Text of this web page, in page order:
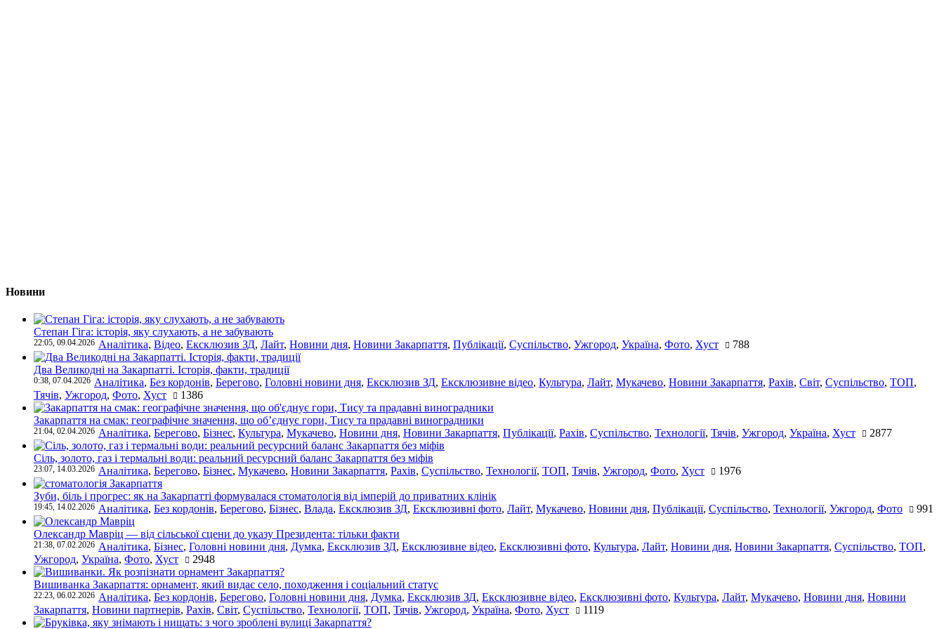
Новини
Степан Гіга: історія, яку слухають, а не забувають
22:05, 09.04.2026 Аналітика, Відео, Ексклюзив ЗД, Лайт, Новини дня, Новини Закарпаття, Публікації, Суспільство, Ужгород, Україна, Фото, Хуст 788
Два Великодні на Закарпатті. Історія, факти, традиції
0:38, 07.04.2026 Аналітика, Без кордонів, Берегово, Головні новини дня, Ексклюзив ЗД, Ексклюзивне відео, Культура, Лайт, Мукачево, Новини Закарпаття, Рахів, Світ, Суспільство, ТОП,
Тячів, Ужгород, Фото, Хуст 1386
Закарпаття на смак: географічне значення, що об’єднує гори, Тису та прадавні виноградники
21:04, 02.04.2026 Аналітика, Берегово, Бізнес, Культура, Мукачево, Новини дня, Новини Закарпаття, Публікації, Рахів, Суспільство, Технології, Тячів, Ужгород, Україна, Хуст 2877
Сіль, золото, газ і термальні води: реальний ресурсний баланс Закарпаття без міфів
23:07, 14.03.2026 Аналітика, Берегово, Бізнес, Мукачево, Новини Закарпаття, Рахів, Суспільство, Технології, ТОП, Тячів, Ужгород, Фото, Хуст 1976
Зуби, біль і прогрес: як на Закарпатті формувалася стоматологія від імперій до приватних клінік
19:45, 14.02.2026 Аналітика, Без кордонів, Берегово, Бізнес, Влада, Ексклюзив ЗД, Ексклюзивні фото, Лайт, Мукачево, Новини дня, Публікації, Суспільство, Технології, Ужгород, Фото 991
Олександр Мавріц — від сільської сцени до указу Президента: тільки факти
21:38, 07.02.2026 Аналітика, Бізнес, Головні новини дня, Думка, Ексклюзив ЗД, Ексклюзивне відео, Ексклюзивні фото, Культура, Лайт, Новини дня, Новини Закарпаття, Суспільство, ТОП,
Ужгород, Україна, Фото, Хуст 2948
Вишиванка Закарпаття: орнамент, який видає село, походження і соціальний статус
22:23, 06.02.2026 Аналітика, Без кордонів, Берегово, Головні новини дня, Думка, Ексклюзив ЗД, Ексклюзивне відео, Ексклюзивні фото, Культура, Лайт, Мукачево, Новини дня, Новини
Закарпаття, Новини партнерів, Рахів, Світ, Суспільство, Технології, ТОП, Тячів, Ужгород, Україна, Фото, Хуст 1119